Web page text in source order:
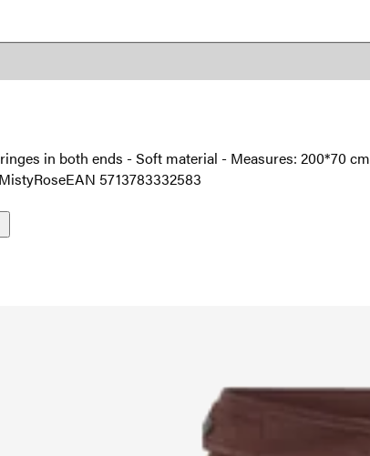
in both ends - Soft material - Measures: 200*70 cm
EAN 5713783332583